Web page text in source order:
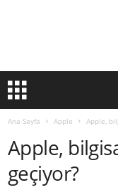
Ana Sayfa Apple Apple,
Apple,
geçiyor?